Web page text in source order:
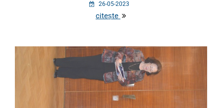
26-05-2023
citește